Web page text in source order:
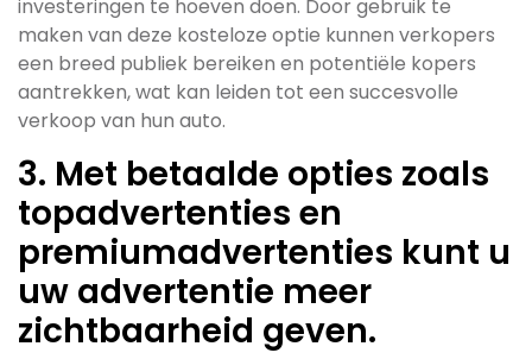
investeringen te hoeven doen. Door gebruik te
maken van deze kosteloze optie kunnen verkopers
een breed publiek bereiken en potentiële kopers
aantrekken, wat kan leiden tot een succesvolle
verkoop van hun auto.
3. Met betaalde opties zoals
topadvertenties en
premiumadvertenties kunt u
uw advertentie meer
zichtbaarheid geven.